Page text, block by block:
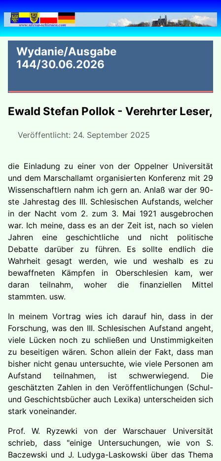
Wydanie/Ausgabe
144/30.06.2026
Ewald Stefan Pollok - Verehrter Leser,
Veröffentlicht: 24. September 2025
die Einladung zu einer von der Oppelner Universität
und dem Marschallamt organisierten Konferenz mit 29
Wissenschaftlern nahm ich gern an. Anlaß war der 90-
ste Jahrestag des III. Schlesischen Aufstands, welcher
in der Nacht vom 2. zum 3. Mai 1921 ausgebrochen
war. Ich meine, dass es an der Zeit ist, nach so vielen
Jahren eine geschichtliche und nicht politische
Debatte darüber zu führen. Es sollte endlich die
Wahrheit gesagt werden, wie und weshalb es zu
bewaffneten Kämpfen in Oberschlesien kam, wer
daran teilnahm, woher die finanziellen Mittel
stammten. usw.
In meinem Vortrag wies ich darauf hin, dass in der
Forschung, was den III. Schlesischen Aufstand angeht,
viele Lücken noch zu schließen und Unstimmigkeiten
zu beseitigen wären. Schon allein der Fakt, dass man
bisher nicht genau untersuchte, wie viele Personen am
Aufstand teilnahmen, ist schwerwiegend. Die
geschätzten Zahlen in den Veröffentlichungen (Schul-
und Geschichtsbücher auch Lexika) unterscheiden sich
stark voneinander.
Prof. W. Ryzewki von der Warschauer Universität
schrieb, dass "einige Untersuchungen, wie von S.
Baczewski und J. Ludyga-Laskowski über das Thema